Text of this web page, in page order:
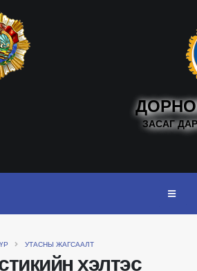
ЗАСАГ
хэлтэс
УТАСНЫ ЖАГСААЛТ